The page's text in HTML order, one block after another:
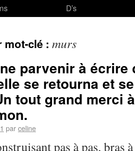
D’s
mot-clé : murs
parvenir à écrire
se retourna et
tout grand merci
parceline
pas à pas, bras